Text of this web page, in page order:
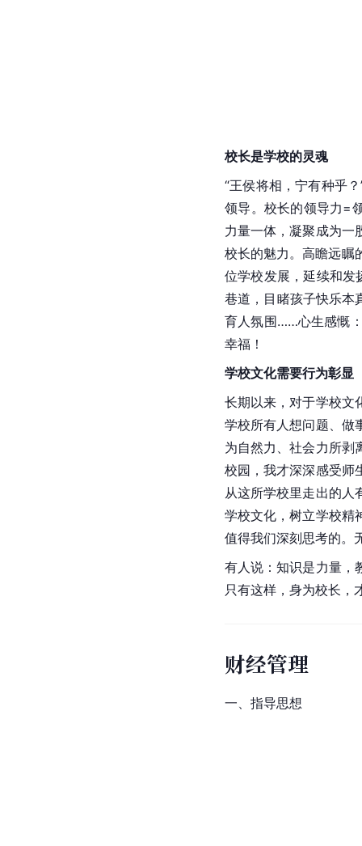
校长是学校的灵魂
“王侯将相，宁有种乎
领导。校长的领导力=
力量一体，凝聚成为一
校长的魅力。高瞻远瞩
位学校发展，延续和发
巷道，目睹孩子快乐本
育人氛围……心生感慨
幸福！
学校文化需要行为彰显
长期以来，对于学校文
学校所有人想问题、做
为自然力、社会力所剥
校园，我才深深感受师
从这所学校里走出的人
学校文化，树立学校精
值得我们深刻思考的。
有人说：知识是力量，
只有这样，身为校长，
财经管理
一、指导思想